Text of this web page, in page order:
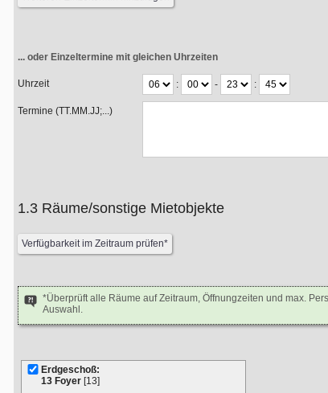
... oder Einzeltermine mit gleichen Uhrzeiten
Uhrzeit : - :
Termine (TT.MM.JJ;...)
1.3 Räume/sonstige Mietobjekte
*Überprüft alle Räume auf Zeitraum, Öffnungzeiten und max.
Auswahl.
Erdgeschoß:
13 Foyer [13]